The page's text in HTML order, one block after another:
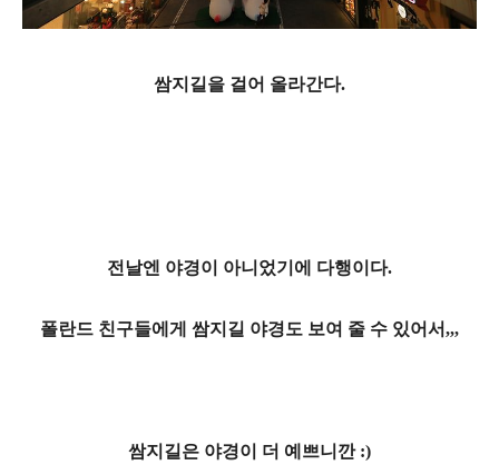
쌈지길을 걸 어 올라간다.
전날엔 야경이 아니었기에 다행이다.
폴란드 친구들에게 쌈지길 야경도 보여 줄 수 있어서,,,
쌈지길은 야경이 더 예쁘니깐 :)